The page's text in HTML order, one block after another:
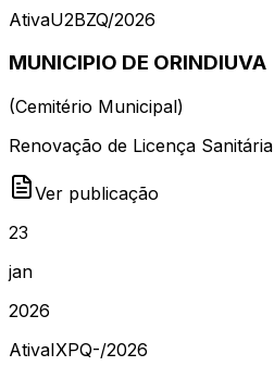
AtivaU2BZQ/2026
MUNICIPIO DE ORINDIUVA
(Cemitério Municipal)
Renovação de Licença Sanitária
Ver publicação
23
jan
2026
AtivaIXPQ-/2026